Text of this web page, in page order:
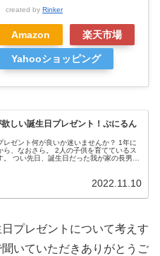
created by Rinker
Amazon 楽天市場
Yahooショッピング
しい誕生日プレゼント！ぷにるん
ゼント何が良いか迷いませんか？ 1年に
。 2人の子供を育てているス
家の長男。
2022.11.10
プレゼントについて考えす
いていただきありがとうご